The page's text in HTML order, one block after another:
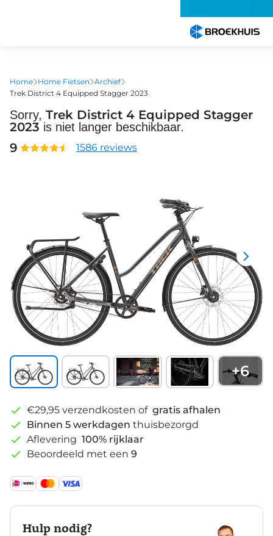
gaan
Home Home Fietsen Archief
Trek District 4 Equipped Stagger 2023
Sorry, Trek District 4 Equipped Stagger
2023 is niet langer beschikbaar.
9 1586 reviews
+6
€29,95 verzendkosten of gratis afhalen
Binnen 5 werkdagen thuisbezorgd
Aflevering 100% rijklaar
Beoordeeld met een 9
Hulp nodig?